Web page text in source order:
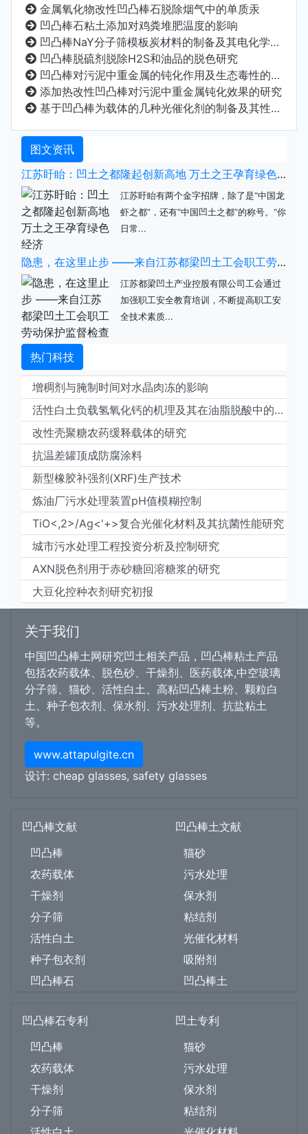
金属氧化物改性凹凸棒石脱除烟气中的单质汞
凹凸棒石粘土添加对鸡粪堆肥温度的影响
凹凸棒NaY分子筛模板炭材料的制备及其电化学性能研究
凹凸棒脱硫剂脱除H2S和油品的脱色研究
凹凸棒对污泥中重金属的钝化作用及生态毒性的影响
添加热改性凹凸棒对污泥中重金属钝化效果的研究
基于凹凸棒为载体的几种光催化剂的制备及其性能研究
图文资讯
江苏盱眙：凹土之都隆起创新高地 万土之王孕育绿色经济
江苏盱眙有两个金字招牌，除了是“中国龙
虾之都”，还有“中国凹土之都”的称号。“你
日常...
隐患，在这里止步 ——来自江苏都梁凹土工会职工劳动保护监督检查培训的报道
江苏都梁凹土产业控股有限公司工会通过
加强职工安全教育培训，不断提高职工安
全技术素质...
热门科技
增稠剂与腌制时间对水晶肉冻的影响
活性白土负载氢氧化钙的机理及其在油脂脱酸中的应用
改性壳聚糖农药缓释载体的研究
抗温差罐顶成防腐涂料
新型橡胶补强剂(XRF)生产技术
炼油厂污水处理装置pH值模糊控制
TiO<,2>/Ag<'+>复合光催化材料及其抗菌性能研究
城市污水处理工程投资分析及控制研究
AXN脱色剂用于赤砂糖回溶糖浆的研究
大豆化控种衣剂研究初报
关于我们
中国凹凸棒土网研究凹土相关产品，凹凸棒粘土产品
包括农药载体、脱色砂、干燥剂、医药载体,中空玻璃
分子筛、猫砂、活性白土、高粘凹凸棒土粉、颗粒白
土、种子包衣剂、保水剂、污水处理剂、抗盐粘土
等。
www.attapulgite.cn
设计: cheap glasses, safety glasses
凹凸棒文献
凹凸棒
农药载体
干燥剂
分子筛
活性白土
种子包衣剂
凹凸棒石
凹凸棒土文献
猫砂
污水处理
保水剂
粘结剂
光催化材料
吸附剂
凹凸棒土
凹凸棒石专利
凹凸棒
农药载体
干燥剂
分子筛
凹土专利
猫砂
污水处理
保水剂
粘结剂